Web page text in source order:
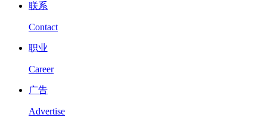
联系
Contact
职业
Career
广告
Advertise